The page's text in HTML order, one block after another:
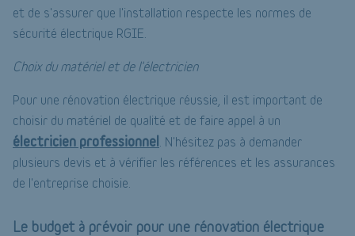
et de s'assurer que l'installation respecte les normes de
sécurité électrique RGIE.
Choix du matériel et de l'électricien
Pour une rénovation électrique réussie, il est important de
choisir du matériel de qualité et de faire appel à un
électricien professionnel
. N'hésitez pas à demander
plusieurs devis et à vérifier les références et les assurances
de l'entreprise choisie.
Le budget à prévoir pour une rénovation électrique